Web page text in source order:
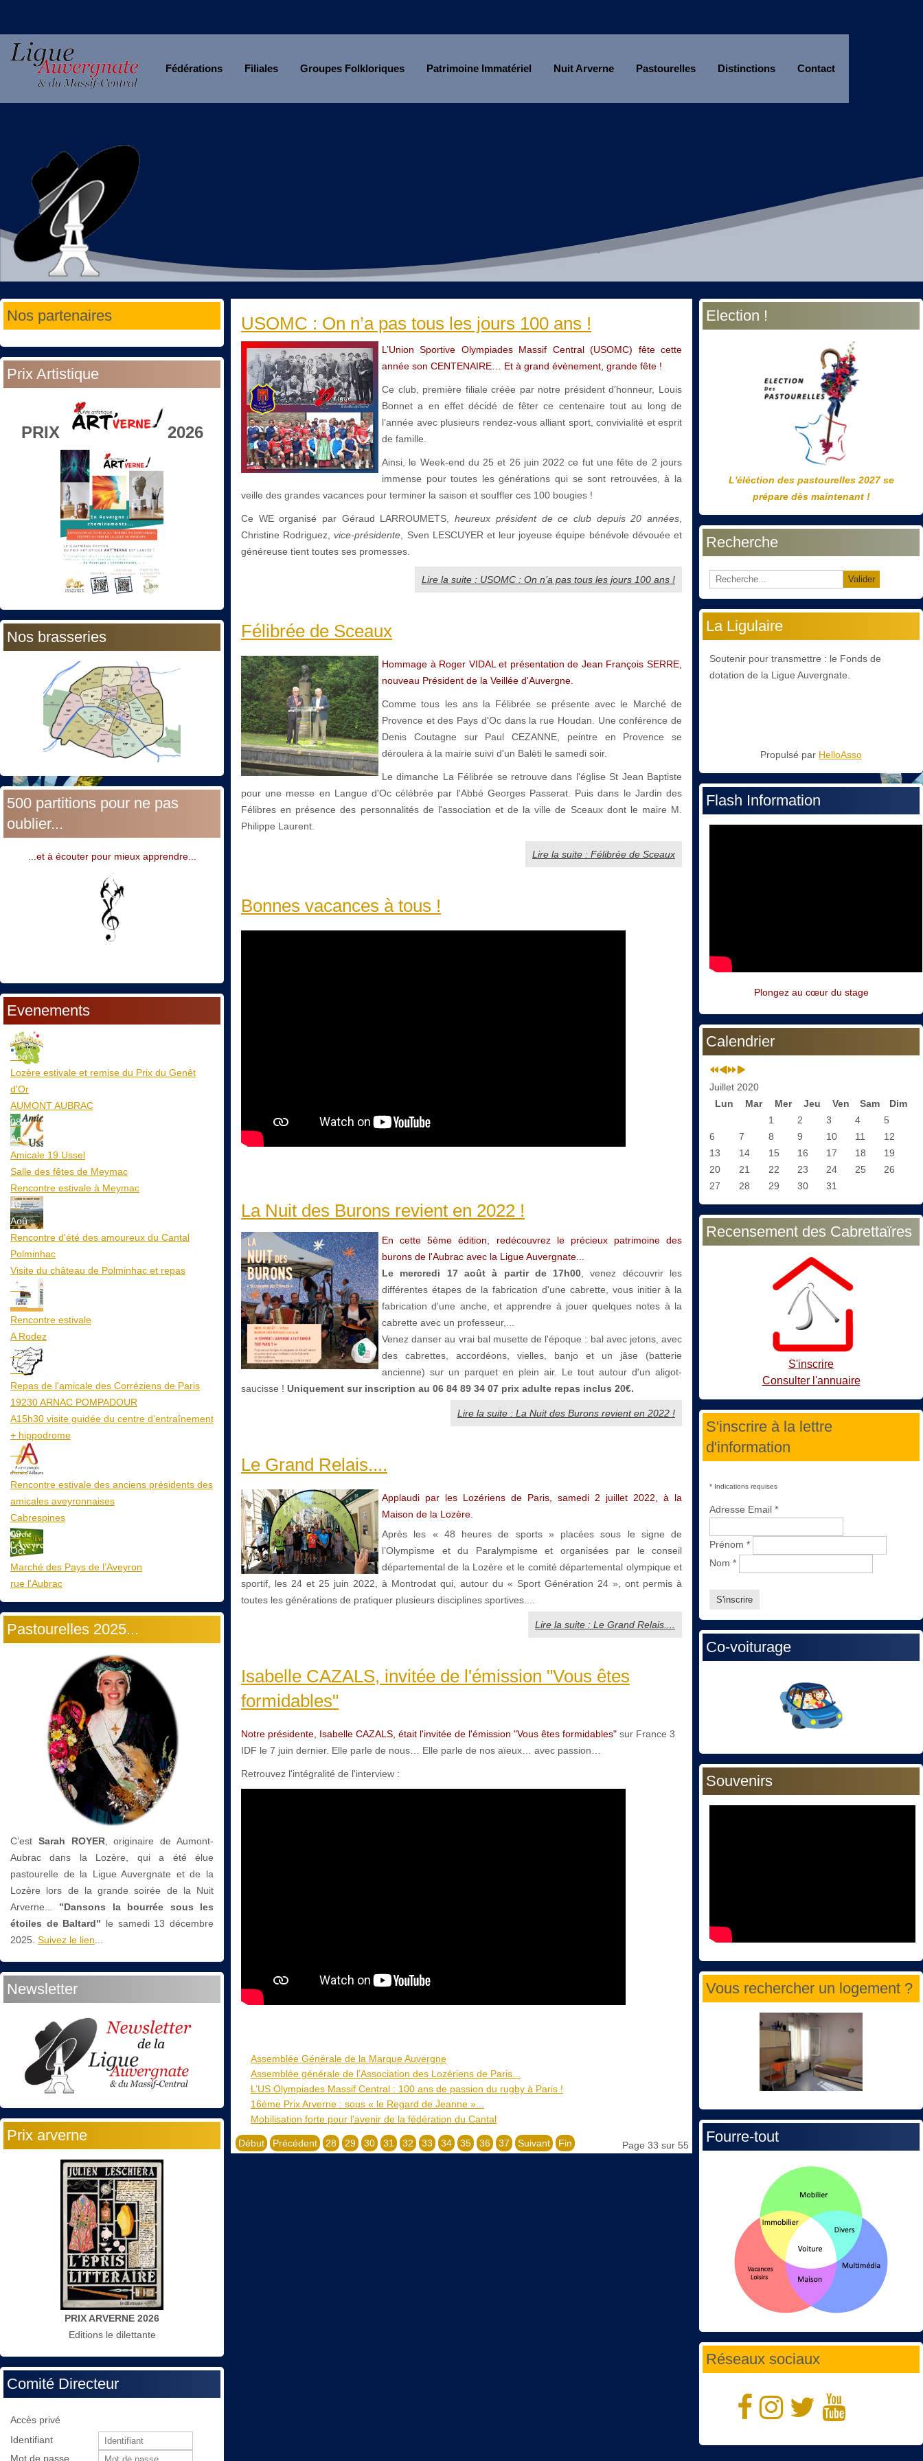
Fédérations Filiales Groupes Folkloriques Patrimoine Immatériel Nuit Arverne Pastourelles Distinctions Contact
Nos partenaires
Prix Artistique
PRIX 2026
Nos brasseries
500 partitions pour ne pas
oublier...
...et à écouter pour mieux apprendre...
Evenements
06
Aoû
Lozère estivale et remise du Prix du Genêt
d'Or
AUMONT AUBRAC
08
Aoû
Amicale 19 Ussel
Salle des fêtes de Meymac
Rencontre estivale à Meymac
10
Aoû
Rencontre d'été des amoureux du Cantal
Polminhac
Visite du château de Polminhac et repas
12
Aoû
Rencontre estivale
A Rodez
23
Aoû
Repas de l'amicale des Corréziens de Paris
19230 ARNAC POMPADOUR
A15h30 visite guidée du centre d’entraînement
+ hippodrome
25
Aoû
Rencontre estivale des anciens présidents des
amicales aveyronnaises
Cabrespines
09
Oct
Marché des Pays de l’Aveyron
rue l'Aubrac
Pastourelles 2025...
C’est Sarah ROYER, originaire de Aumont-
Aubrac dans la Lozère, qui a été élue
pastourelle de la Ligue Auvergnate et de la
Lozère lors de la grande soirée de la Nuit
Arverne...
"Dansons la bourrée sous les
étoiles de Baltard" le samedi 13 décembre
2025. Suivez le lien
Newsletter
Prix arverne
PRIX ARVERNE 2026
Editions le dilettante
Comité Directeur
Accès privé
Identifiant
Mot de passe
USOMC : On n’a pas tous les jours 100 ans !
L’Union Sportive Olympiades Massif Central (USOMC) fête cette
année son CENTENAIRE… Et à grand évènement, grande fête !
Ce club, première filiale créée par notre président d’honneur, Louis
Bonnet a en effet décidé de fêter ce centenaire tout au long de
l’année avec plusieurs rendez-vous alliant sport, convivialité et esprit
de famille.
Ainsi, le Week-end du 25 et 26 juin 2022 ce fut une fête de 2 jours
immense pour toutes les générations qui se sont retrouvées, à la
veille des grandes vacances pour terminer la saison et souffler ces 100 bougies !
Ce WE organisé par Géraud LARROUMETS,heureux président de ce club depuis 20 années
Christine Rodriguez,vice-présidente , Sven LESCUYER et leur joyeuse équipe bénévole dévouée et
généreuse tient toutes ses promesses.
Lire la suite : USOMC : On n’a pas tous les jours 100 ans !
Félibrée de Sceaux
Hommage à Roger VIDAL et présentation de Jean François SERRE,
nouveau Président de la Veillée d'Auvergne.
Comme tous les ans la Félibrée se présente avec le Marché de
Provence et des Pays d'Oc dans la rue Houdan. Une conférence de
Denis Coutagne sur Paul CEZANNE, peintre en Provence se
déroulera à la mairie suivi d'un Balèti le samedi soir.
Le dimanche La Félibrée se retrouve dans l'église St Jean Baptiste
pour une messe en Langue d'Oc célébrée par l'Abbé Georges Passerat. Puis dans le Jardin des
Félibres en présence des personnalités de l'association et de la ville de Sceaux dont le maire M.
Philippe Laurent.
Lire la suite : Félibrée de Sceaux
Bonnes vacances à tous !
La Nuit des Burons revient en 2022 !
En cette 5ème édition, redécouvrez le précieux patrimoine des
burons de l'Aubrac avec la Ligue Auvergnate...
Le mercredi 17 août à partir de 17h00 , venez découvrir les
différentes étapes de la fabrication d'une cabrette, vous initier à la
fabrication d'une anche, et apprendre à jouer quelques notes à la
cabrette avec un professeur,...
Venez danser au vrai bal musette de l'époque : bal avec jetons, avec
des cabrettes, accordéons, vielles, banjo et un jâse (batterie
ancienne) sur un parquet en plein air. Le tout autour d'un aligot-
saucisse ! Uniquement sur inscription au 06 84 89 34 07 prix adulte repas inclus 20€.
Lire la suite : La Nuit des Burons revient en 2022 !
Le Grand Relais....
Applaudi par les Lozériens de Paris, samedi 2 juillet 2022, à la
Maison de la Lozère.
Après les « 48 heures de sports » placées sous le signe de
l’Olympisme et du Paralympisme et organisées par le conseil
départemental de la Lozère et le comité départemental olympique et
sportif, les 24 et 25 juin 2022, à Montrodat qui, autour du « Sport Génération 24 », ont permis à
toutes les générations de pratiquer plusieurs disciplines sportives....
Lire la suite : Le Grand Relais....
Isabelle CAZALS, invitée de l'émission "Vous êtes
formidables"
Notre présidente, Isabelle CAZALS, était l'invitée de l'émission "Vous êtes formidables" sur France 3
IDF le 7 juin dernier. Elle parle de nous… Elle parle de nos aïeux… avec passion…
Retrouvez l'intégralité de l'interview :
Assemblée Générale de la Marque Auvergne
Assemblée générale de l’Association des Lozériens de Paris...
L’US Olympiades Massif Central : 100 ans de passion du rugby à Paris !
16ème Prix Arverne : sous « le Regard de Jeanne »...
Mobilisation forte pour l'avenir de la fédération du Cantal
Page 33 sur 55
Début Précédent 28 29 30 31 32 33 34 35 36 37 Suivant Fin
Election !
L'éléction des pastourelles 2027 se
prépare dès maintenant !
Recherche
Valider
La Ligulaire
Soutenir pour transmettre : le Fonds de
dotation de la Ligue Auvergnate.
Propulsé par HelloAsso
Flash Information
Plongez au cœur du stage
Calendrier
Année
précédente
Mois
précédent
Année
suivante
Mois
suivant
Juillet 2020
Lun
Mar Mer Jeu Ven Sam
Dim
1
2 3 4
5
6
7 8 9 10 11
12
13
14 15 16 17 18
19
20
21 22 23 24 25
26
27
28 29 30 31
Recensement des Cabrettaïres
S'inscrire
Consulter l'annuaire
S'inscrire à la lettre
d'information
* Indications requises
Adresse Email *
Prénom *
Nom *
Co-voiturage
Souvenirs
Vous rechercher un logement ?
Fourre-tout
Réseaux sociaux